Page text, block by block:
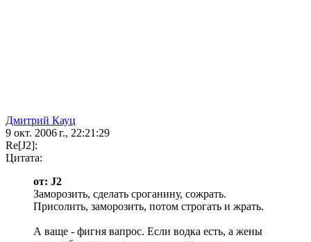
Дмитрий Кауц
9 окт. 2006 г., 22:21:29
Re[J2]:
Цитата:
от: J2
Заморозить, сделать сроганину, сожрать.
Присолить, заморозить, потом строгать и жрать.
А ваще - фигня вапрос. Если водка есть, а жены